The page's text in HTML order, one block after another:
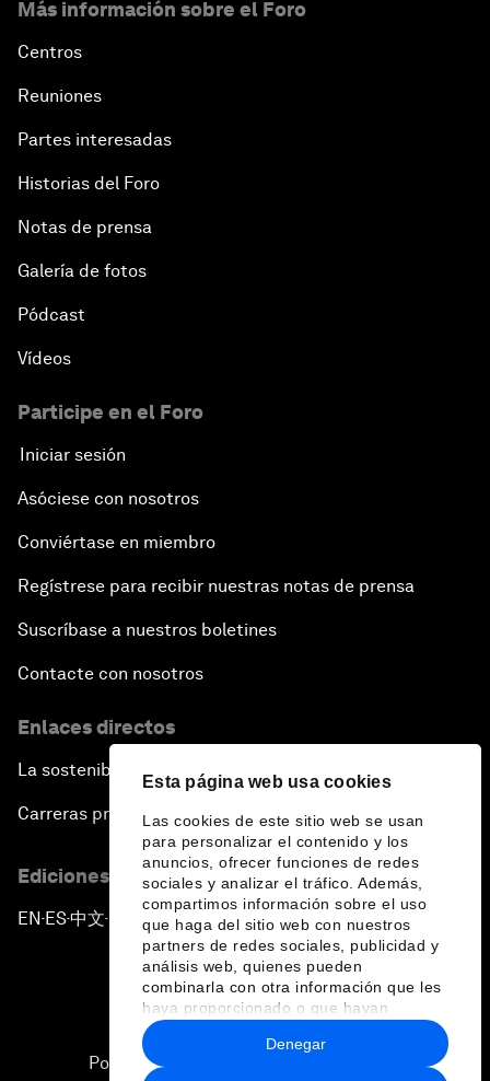
Esta página web usa cookies
Las cookies de este sitio web se usan
para personalizar el contenido y los
anuncios, ofrecer funciones de redes
sociales y analizar el tráfico. Además,
compartimos información sobre el uso
que haga del sitio web con nuestros
partners de redes sociales, publicidad y
análisis web, quienes pueden
combinarla con otra información que les
haya proporcionado o que hayan
recopilado a partir del uso que haya
hecho de sus servicios.
Denegar
Fostering Inclusivity
Into a Deal-Based Global Order?
An Insight, An Idea with Cate Blanchett
Bio-Inspired Innovation Unleashed
An Insight, An Idea with Shah Rukh Khan
Gender, Power and Stemming Sexual Harassment
Saving Economic Globalization from Itself
How Is China Leading the World?
Towards Better Capitalism
Pioneering the Future of Governance in the Arab
A New Era for Energy Politics
Más información sobre el Foro
Centros
Reuniones
Partes interesadas
Historias del Foro
Notas de prensa
Galería de fotos
Pódcast
Vídeos
Participe en el Foro
Iniciar sesión
Asóciese con nosotros
Conviértase en miembro
Regístrese para recibir nuestras notas de prensa
Suscríbase a nuestros boletines
Contacte con nosotros
Enlaces directos
La sostenibilidad en el Foro
Carreras profesionales
Ediciones en otros idiomas
EN ▪ES▪中文▪ 日本語
Política de privacidad y normas de uso